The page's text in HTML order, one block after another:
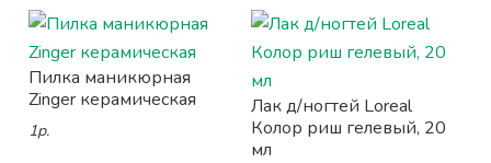
Пилка маникюрная
Zinger керамическая
1р.
Лак д/ногтей Loreal
Колор риш гелевый, 20
мл